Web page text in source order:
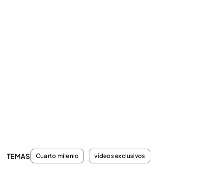
TEMAS Cuarto milenio vídeos exclusivos